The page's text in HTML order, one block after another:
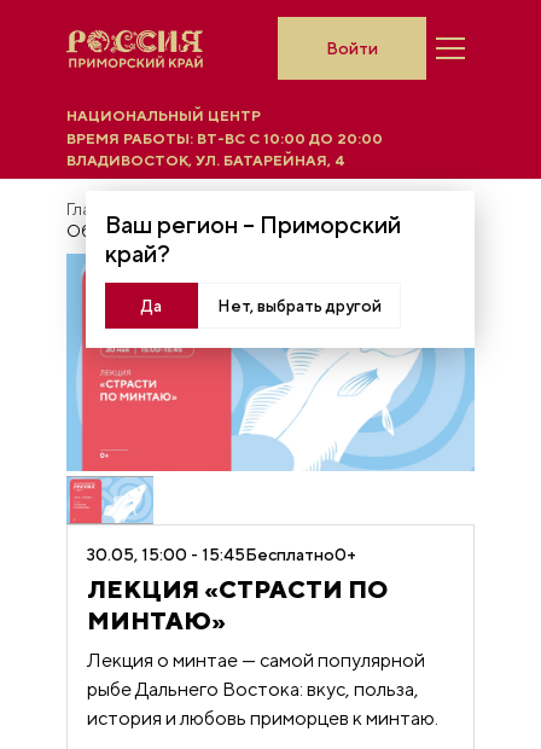
НАЦИОНАЛЬНЫЙ ЦЕНТР
Ваш регион – Приморский
край?
Да Нет, выбрать другой
ВРЕМЯ РАБОТЫ: ВТ-ВС C 10:00 ДО 20:00
ВЛАДИВОСТОК, УЛ. БАТАРЕЙНАЯ, 4
Войти
Главная
Образовательные мероприятия
30.05, 15:00 - 15:45Бесплатно0+
ЛЕКЦИЯ «СТРАСТИ ПО
МИНТАЮ»
Лекция о минтае — самой популярной
рыбе Дальнего Востока: вкус, польза,
история и любовь приморцев к минтаю.
Приморский край